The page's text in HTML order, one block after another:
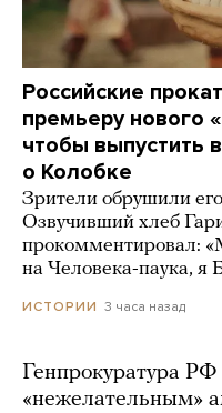
Российские
премьеру нового
чтобы выпустить
о Колобке
Зрители обрушили
Озвучивший хлеб
прокомментировал:
на Человека-паука, я
ИСТОРИИ 3 часа назад
Генпрокуратура РФ
«нежелательным»